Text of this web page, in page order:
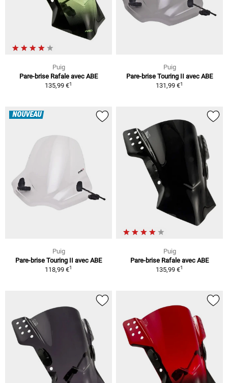
Puig
Pare-brise Rafale avec ABE
135,99 €1
Puig
Pare-brise Touring II avec ABE
131,99 €1
NOUVEAU
Puig
Pare-brise Touring II avec ABE
118,99 €1
Puig
Pare-brise Rafale avec ABE
135,99 €1